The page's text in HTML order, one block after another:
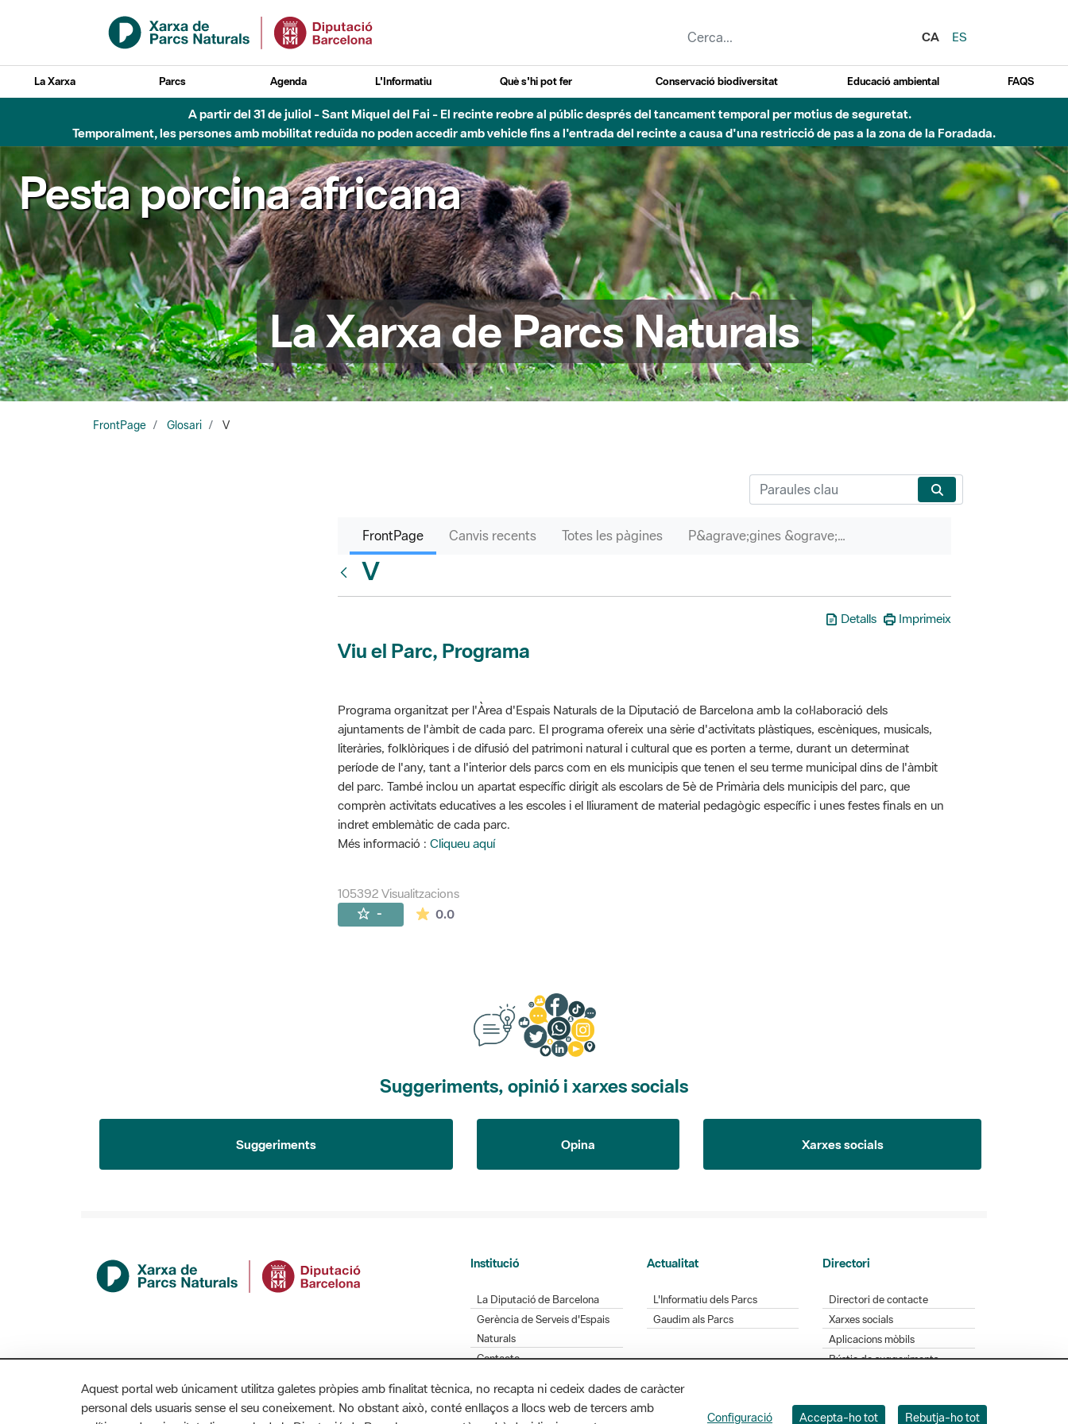
Salta al contingut principal
CA
ES
La Xarxa Parcs Agenda L'Informatiu Què s'hi pot fer Conservació biodiversitat Educació ambiental FAQS
A partir del 31 de juliol - Sant Miquel del Fai - El recinte reobre al públic després del tancament temporal per motius de seguretat.
Temporalment, les persones amb mobilitat reduïda no poden accedir amb vehicle fins a l'entrada del recinte a causa d'una restricció de pas a la zona de la Foradada.
Pesta porcina africana
La Xarxa de Parcs Naturals
FrontPage Glosari V
FrontPage Canvis recents Totes les pàgines P&agrave;gines &ograve;rfenes
V
Detalls Imprimeix
Viu el Parc, Programa
Programa organitzat per l'Àrea d'Espais Naturals de la Diputació de Barcelona amb la col·laboració dels
ajuntaments de l'àmbit de cada parc. El programa ofereix una sèrie d'activitats plàstiques, escèniques, musicals,
literàries, folklòriques i de difusió del patrimoni natural i cultural que es porten a terme, durant un determinat
període de l'any, tant a l'interior dels parcs com en els municipis que tenen el seu terme municipal dins de l'àmbit
del parc. També inclou un apartat específic dirigit als escolars de 5è de Primària dels municipis del parc, que
comprèn activitats educatives a les escoles i el lliurament de material pedagògic específic i unes festes finals en un
indret emblemàtic de cada parc.
Més informació : Cliqueu aquí
105392 Visualitzacions
- 0.0La mitjana de les valoracions és de 0 estrelles de 5.
Suggeriments, opinió i xarxes socials
Suggeriments Opina Xarxes socials
Institució
La Diputació de Barcelona
Gerència de Serveis d'Espais
Naturals
Contacte
Actualitat
L'Informatiu dels Parcs
Gaudim als Parcs
Directori
Directori de contacte
Xarxes socials
Aplicacions mòbils
Bústia de suggeriments
Aquest portal web únicament utilitza galetes pròpies amb finalitat tècnica, no recapta ni cedeix dades de caràcter
personal dels usuaris sense el seu coneixement. No obstant això, conté enllaços a llocs web de tercers amb
Configuració Accepta-ho tot Rebutja-ho tot